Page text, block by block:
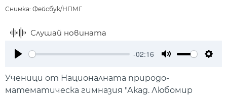
Снимка: Фейсбук/НПМГ
Слушай новината
-02:16
Ученици от Националната природо-
математическа гимназия "Акад. Любомир